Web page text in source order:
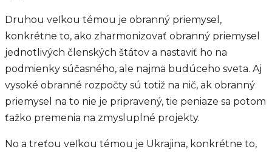
Druhou veľkou témou je obranný priemysel,
konkrétne to, ako zharmonizovať obranný priemysel
jednotlivých členských štátov a nastaviť ho na
podmienky súčasného, ale najmä budúceho sveta. Aj
vysoké obranné rozpočty sú totiž na nič, ak obranný
priemysel na to nie je pripravený, tie peniaze sa potom
ťažko premenia na zmysluplné projekty.
No a treťou veľkou témou je Ukrajina, konkrétne to,